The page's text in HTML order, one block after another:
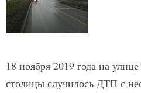
18 ноября 2019 года на
столицы случилось ДТП с